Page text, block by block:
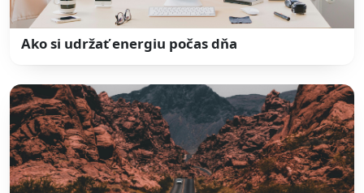
Ako si udržať energiu počas dňa